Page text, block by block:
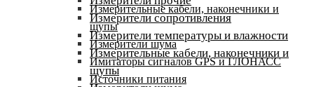
Измерительные кабели, наконечники и
щупы
Измерители шума
Имитаторы сигналов GPS и ГЛОНАСС
Источники питания
Измерители сопротивления
Измерители температуры и влажности
Измерительные кабели, наконечники и
щупы